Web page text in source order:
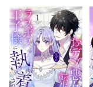
役所住所・電話番号、
帯】人口、人口増減率
行政】歳出額、地方税
ど【産業】事業所数・
得・住宅】個人所得、
ング編約100種類のラン
険料、地価、など気に